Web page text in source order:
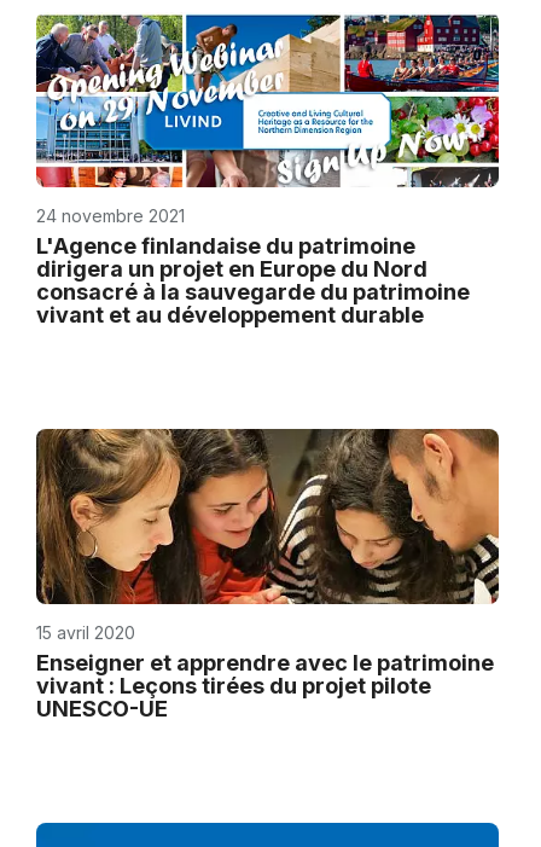
24 novembre 2021
L'Agence finlandaise du patrimoine
dirigera un projet en Europe du Nord
consacré à la sauvegarde du patrimoine
vivant et au développement durable
15 avril 2020
Enseigner et apprendre avec le patrimoine
vivant : Leçons tirées du projet pilote
UNESCO-UE